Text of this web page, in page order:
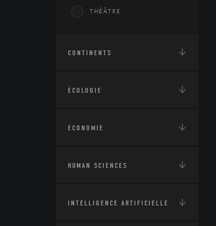
THÉÂTRE
CONTINENTS
ÉCOLOGIE
ECONOMIE
HUMAN SCIENCES
INTELLIGENCE ARTIFICIELLE